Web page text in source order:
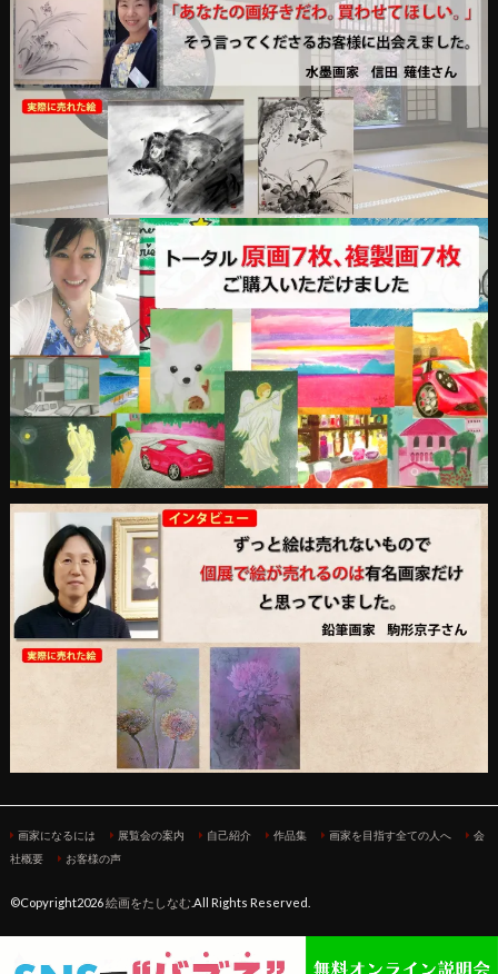
画家になるには 展覧会の案内 自己紹介 作品集 画家を目指す全ての人へ
会
社概要
お客様の声
©Copyright2026絵画をたしなむ.All Rights Reserved.